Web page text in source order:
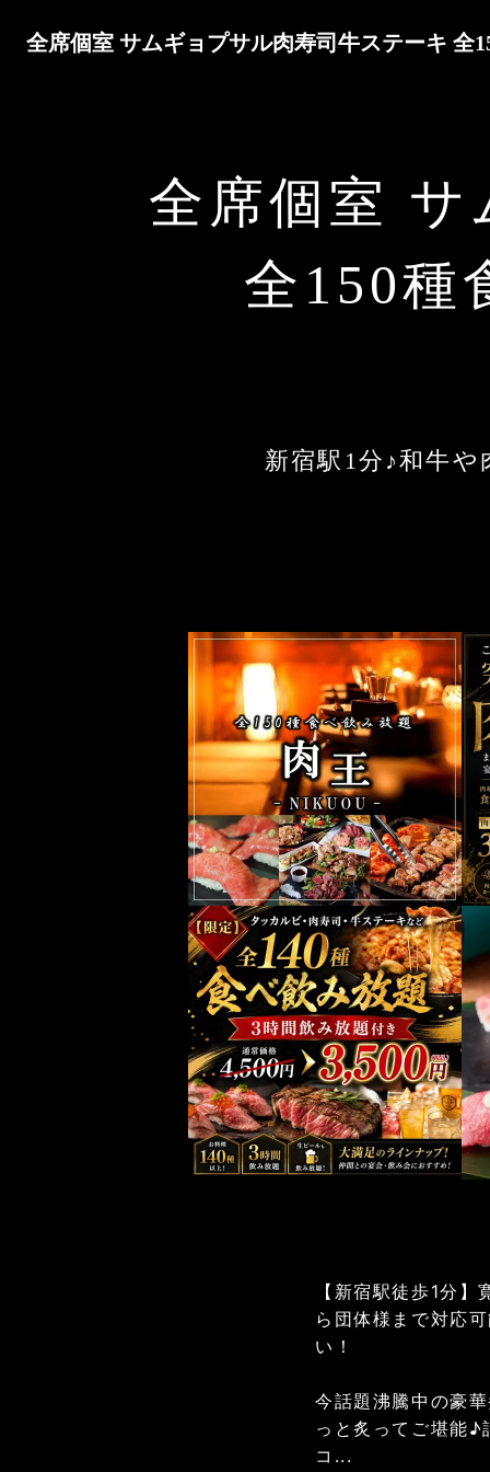
全席個室 サムギョプサル肉寿司牛ステーキ 全
全席個室 サ
全150種
新宿駅1分♪和牛
【新宿駅徒歩1分
ら団体様まで対応
い！
今話題沸騰中の豪
っと炙ってご堪能♪
コ...